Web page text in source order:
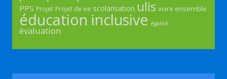
PPS Projet Projet de vie scolarisation ulis vivre ensemble
éducation inclusive égalité
évaluation